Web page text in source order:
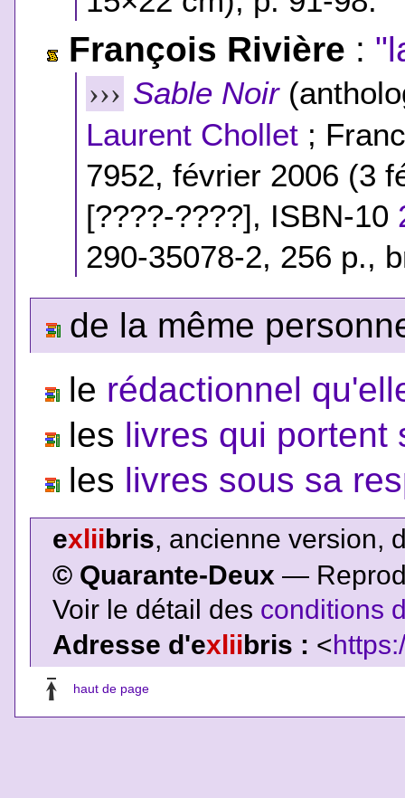
François Rivière :
››› Sable Noir
Laurent Chollet ;
7952, février 2006 (3
[????-????], ISBN-10
290-35078-2, 256 p.,
de la même
le rédactionnel
les livres qui portent
les livres sous sa
exlii bris, ancienne version,
© Quarante-Deux —
Voir le détail des conditions
Adresse d'exliibris : <
haut de page